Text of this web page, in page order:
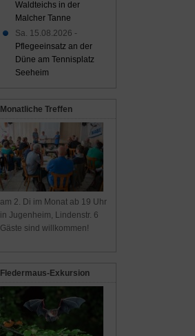
Waldteichs in der
Malcher Tanne
Sa. 15.08.2026 -
Pflegeeinsatz an der
Düne am Tennisplatz
Seeheim
Monatliche Treffen
am 2. Di im Monat ab 19 Uhr
in Jugenheim, Lindenstr. 6
Gäste sind willkommen!
Fledermaus-Exkursion